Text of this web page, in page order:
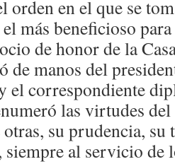
orden en el que se
más beneficioso
de honor de la
de manos del
el correspondiente
las virtudes del
su prudencia, su
siempre al servicio de